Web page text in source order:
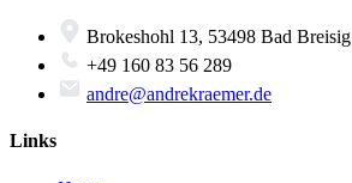
Brokeshohl 13, 53498 Bad Breisig
+49 160 83 56 289
andre@andrekraemer.de
Links